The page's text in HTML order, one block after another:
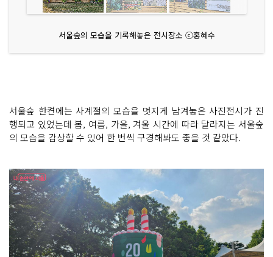
서울숲의 모습을 기록해놓은 전시장소 ⓒ홍혜수
서울숲 한켠에는 사계절의 모습을 멋지게 남겨놓은 사진전시가 진
행되고 있었는데 봄, 여름, 가을, 겨울 시간에 따라 달라지는 서울숲
의 모습을 감상할 수 있어 한 번씩 구경해봐도 좋을 것 같았다.